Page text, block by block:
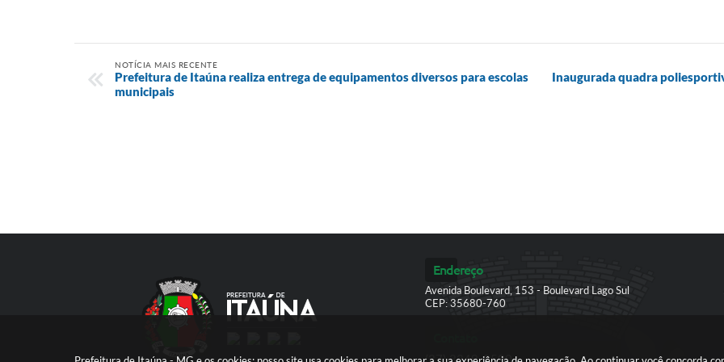
NOTÍCIA MAIS RECENTE
Prefeitura de Itaúna realiza entrega de equipamentos diversos para escolas
municipais
Inaugurada quadra
Endereço
Avenida Boulevard, 153 - Boulevard Lago Sul
CEP: 35680-760
(37) 3249-9500